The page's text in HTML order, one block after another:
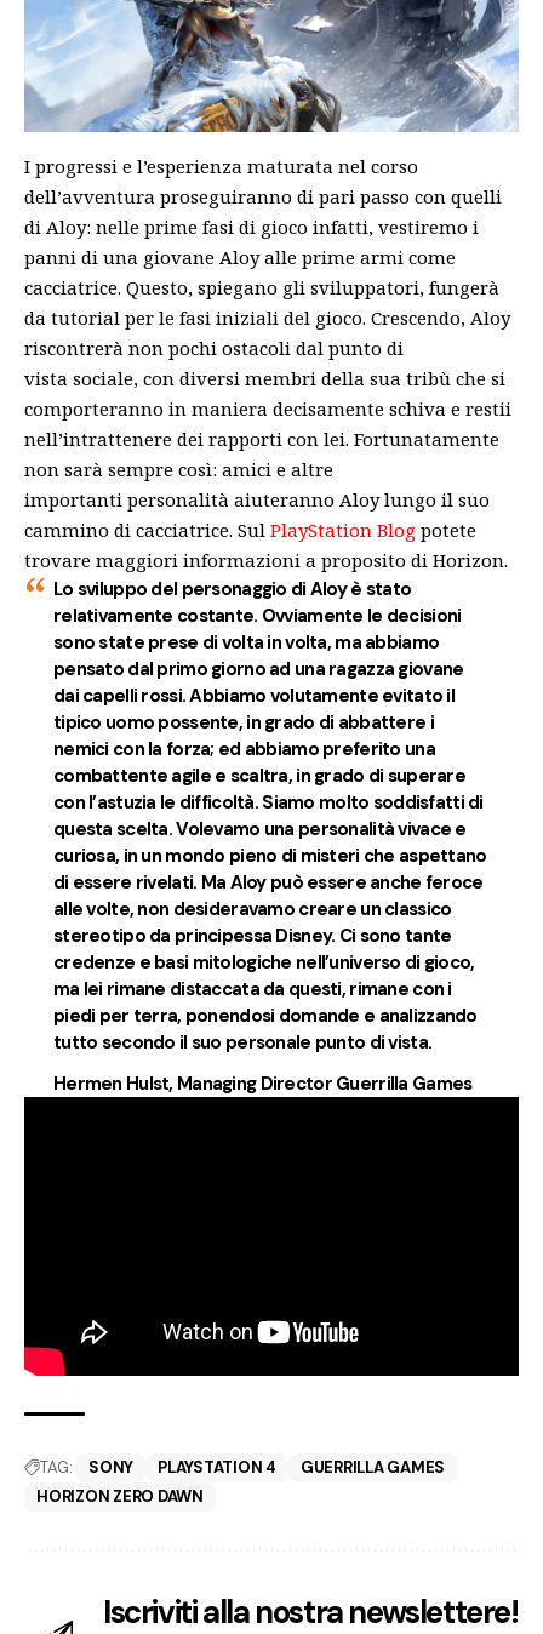
I progressi e l’esperienza maturata nel corso
dell’avventura proseguiranno di pari passo con quelli
di Aloy: nelle prime fasi di gioco infatti, vestiremo i
panni di una giovane Aloy alle prime armi come
cacciatrice. Questo, spiegano gli sviluppatori, fungerà
da tutorial per le fasi iniziali del gioco. Crescendo, Aloy
riscontrerà non pochi ostacoli dal punto di
vista sociale, con diversi membri della sua tribù che si
comporteranno in maniera decisamente schiva e restii
nell’intrattenere dei rapporti con lei. Fortunatamente
non sarà sempre così: amici e altre
importanti personalità aiuteranno Aloy lungo il suo
cammino di cacciatrice. Sul PlayStation Blog potete
trovare maggiori informazioni a proposito di Horizon.
Lo sviluppo del personaggio di Aloy è stato
relativamente costante. Ovviamente le decisioni
sono state prese di volta in volta, ma abbiamo
pensato dal primo giorno ad una ragazza giovane
dai capelli rossi. Abbiamo volutamente evitato il
tipico uomo possente, in grado di abbattere i
nemici con la forza; ed abbiamo preferito una
combattente agile e scaltra, in grado di superare
con l’astuzia le difficoltà. Siamo molto soddisfatti di
questa scelta. Volevamo una personalità vivace e
curiosa, in un mondo pieno di misteri che aspettano
di essere rivelati. Ma Aloy può essere anche feroce
alle volte, non desideravamo creare un classico
stereotipo da principessa Disney. Ci sono tante
credenze e basi mitologiche nell’universo di gioco,
ma lei rimane distaccata da questi, rimane con i
piedi per terra, ponendosi domande e analizzando
tutto secondo il suo personale punto di vista.
Hermen Hulst, Managing Director Guerrilla Games
TAG: SONY PLAYSTATION 4
GUERRILLA GAMES
HORIZON ZERO DAWN
Iscriviti alla nostra newslettere!